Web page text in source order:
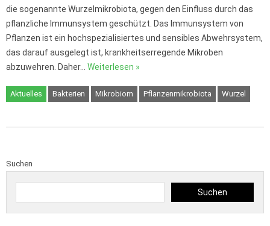
die sogenannte Wurzelmikrobiota, gegen den Einfluss durch das
pflanzliche Immunsystem geschützt. Das Immunsystem von
Pflanzen ist ein hochspezialisiertes und sensibles Abwehrsystem,
das darauf ausgelegt ist, krankheitserregende Mikroben
abzuwehren. Daher… Weiterlesen »
Aktuelles Bakterien Mikrobiom Pflanzenmikrobiota Wurzel
Suchen
Suchen